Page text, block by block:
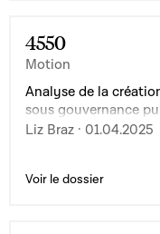
4550
Motion
Analyse de la
sous gouvernance
Liz Braz · 01.04.2025
Voir le dossier